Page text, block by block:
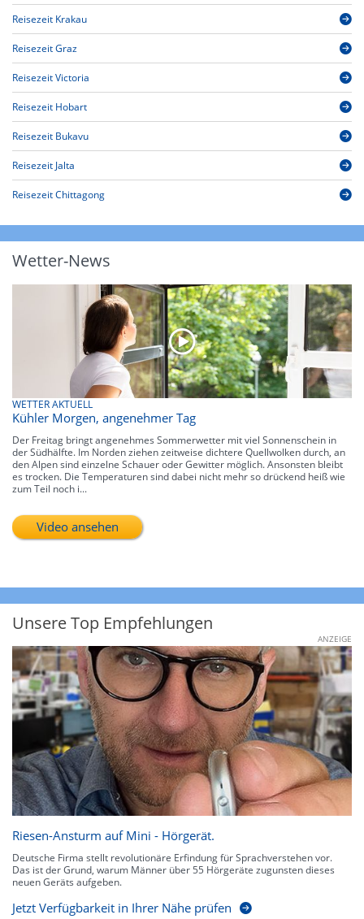
Reisezeit Krakau
Reisezeit Graz
Reisezeit Victoria
Reisezeit Hobart
Reisezeit Bukavu
Reisezeit Jalta
Reisezeit Chittagong
Wetter-News
WETTER AKTUELL
Kühler Morgen, angenehmer Tag
Der Freitag bringt angenehmes Sommerwetter mit viel Sonnenschein in
der Südhälfte. Im Norden ziehen zeitweise dichtere Quellwolken durch, an
den Alpen sind einzelne Schauer oder Gewitter möglich. Ansonsten bleibt
es trocken. Die Temperaturen sind dabei nicht mehr so drückend heiß wie
zum Teil noch i...
Video ansehen
Unsere Top Empfehlungen
ANZEIGE
Riesen-Ansturm auf Mini - Hörgerät.
Deutsche Firma stellt revolutionäre Erfindung für Sprachverstehen vor.
Das ist der Grund, warum Männer über 55 Hörgeräte zugunsten dieses
neuen Geräts aufgeben.
Jetzt Verfügbarkeit in Ihrer Nähe prüfen